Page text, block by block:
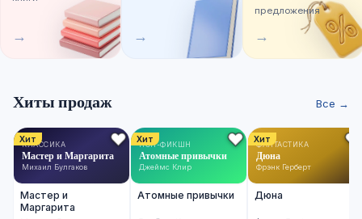
→ →
предложения
→
Хиты продаж Все →
Хит
КЛАССИКА
Мастер и Маргарита
Михаил Булгаков
Мастер и
Маргарита
Хит
НОН-ФИКШН
Атомные привычки
Джеймс Клир
Атомные привычки
Хит
ФАНТАСТИКА
Дюна
Фрэнк Герберт
Дюна